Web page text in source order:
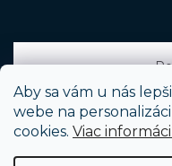
Aby sa vám u nás
webe na
cookies. Viac